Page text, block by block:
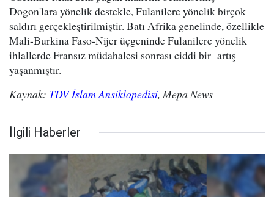
Dogon'lara yönelik destekle, Fulanilere yönelik birçok
saldırı gerçekleştirilmiştir. Batı Afrika genelinde, özellikle
Mali-Burkina Faso-Nijer üçgeninde Fulanilere yönelik
ihlallerde Fransız müdahalesi sonrası ciddi bir artış
yaşanmıştır.
Kaynak: TDV İslam Ansiklopedisi, Mepa News
İlgili Haberler